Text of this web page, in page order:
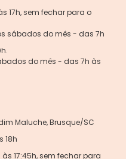
17h, sem fechar para o
sábados do mês - das 7h
do mês - das 7h às
Maluche, Brusque/SC
18h
17:45h, sem fechar para